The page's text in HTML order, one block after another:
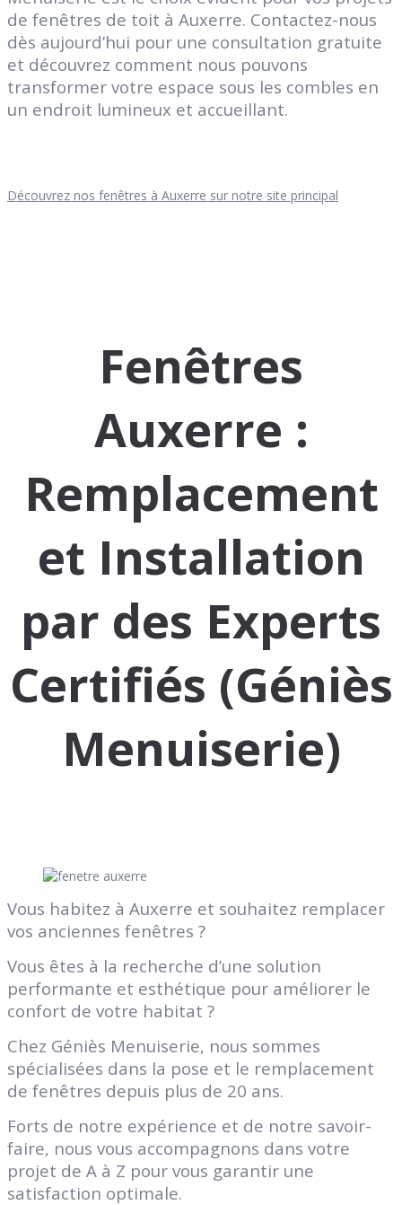
de fenêtres de toit à Auxerre. Contactez-nous
dès aujourd’hui pour une consultation gratuite
et découvrez comment nous pouvons
transformer votre espace sous les combles en
un endroit lumineux et accueillant.
Découvrez nos fenêtres à Auxerre sur notre site principal
Fenêtres
Auxerre :
Remplacement
et Installation
par des Experts
Certifiés (Géniès
Menuiserie)
Vous habitez à Auxerre et souhaitez remplacer
vos anciennes fenêtres ?
Vous êtes à la recherche d’une solution
performante et esthétique pour améliorer le
confort de votre habitat ?
Chez Géniès Menuiserie, nous sommes
spécialisées dans la pose et le remplacement
de fenêtres depuis plus de 20 ans.
Forts de notre expérience et de notre savoir-
faire, nous vous accompagnons dans votre
projet de A à Z pour vous garantir une
satisfaction optimale.